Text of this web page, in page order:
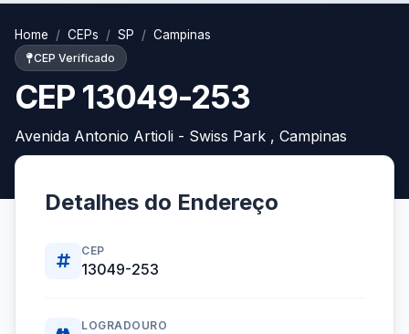
Home CEPs SP Campinas
CEP Verificado
CEP 13049-253
Avenida Antonio Artioli - Swiss Park , Campinas
Detalhes do Endereço
CEP
13049-253
LOGRADOURO